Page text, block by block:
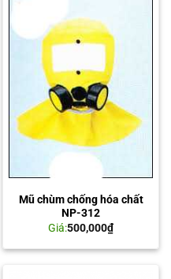
Mũ chùm chống hóa chất
NP-312
Giá:500,000₫